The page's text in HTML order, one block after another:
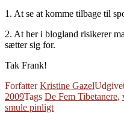
1. At se at komme tilbage til
2. At her i blogland risikerer
sætter sig for.
Tak Frank!
ForfatterKristine Gazel
2009Tags De Fem Tibetanere,
smule pinligt